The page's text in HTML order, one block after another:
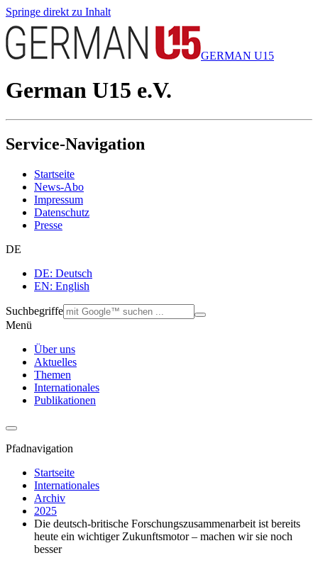
Springe direkt zu Inhalt
GERMAN U15
German U15 e.V.
Service-Navigation
Startseite
News-Abo
Impressum
Datenschutz
Presse
DE
DE: Deutsch
EN: English
Suchbegriffe
Menü
Über uns
Aktuelles
Themen
Internationales
Publikationen
Pfadnavigation
Startseite
Internationales
Archiv
2025
Die deutsch-britische Forschungszusammenarbeit ist bereits
heute ein wichtiger Zukunftsmotor – machen wir sie noch
besser